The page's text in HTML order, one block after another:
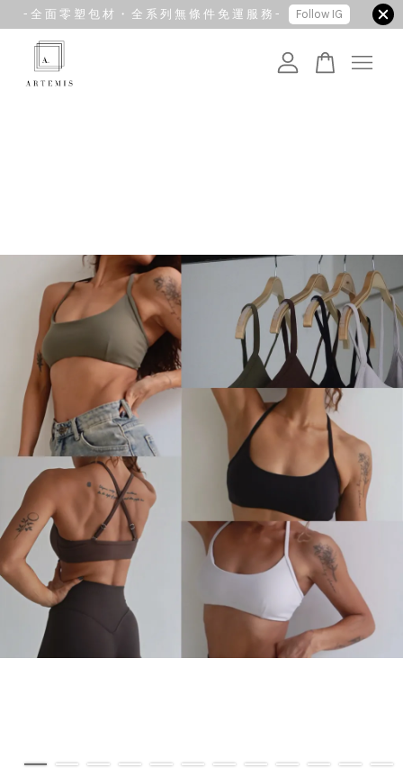
- 全 面 零 塑 包 材 ・ 全 系 列 無 條 件 免 運 服 務 - Follow IG
您的購物車目前還是空的。